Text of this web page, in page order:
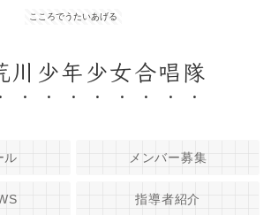
こころでうたいあげる
川少年少女合唱隊
ル メンバー募集
指導者紹介